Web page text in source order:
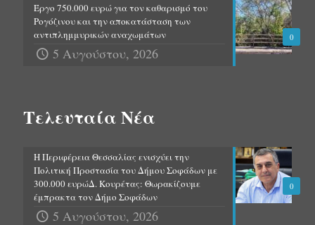
0
Έργο 750.000 ευρώ για τον καθαρισμό του
Ρογόζινου και την αποκατάσταση των
αντιπλημμυρικών αναχωμάτων
5 Αυγούστου, 2026
Τελευταία Νέα
0
Η Περιφέρεια Θεσσαλίας ενισχύει την
Πολιτική Προστασία του Δήμου Σοφάδων με
300.000 ευρώΔ. Κουρέτας: Θωρακίζουμε
έμπρακτα τον Δήμο Σοφάδων
5 Αυγούστου, 2026